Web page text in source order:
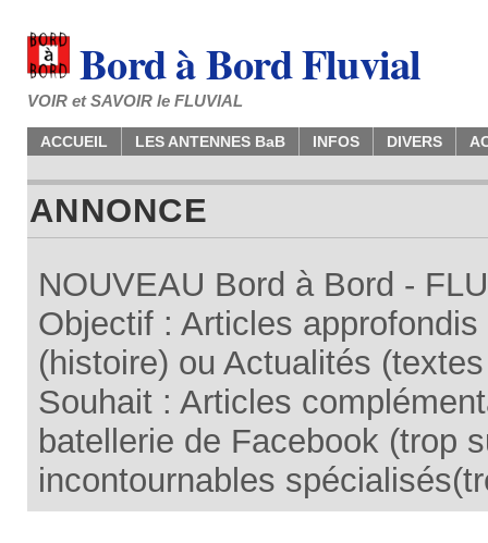
Bord à Bord Fluvial
VOIR et SAVOIR le FLUVIAL
ACCUEIL LES ANTENNES BaB INFOS DIVERS
ANNONCE
NOUVEAU Bord à Bord -
Objectif : Articles
(histoire) ou Actualités
Souhait : Articles
batellerie de Facebook (trop
incontournables